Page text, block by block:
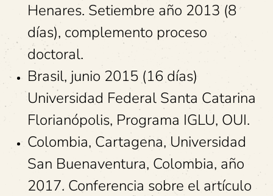
Henares. Setiembre año 2013 (8
días), complemento proceso
doctoral.
Brasil, junio 2015 (16 días)
Universidad Federal Santa Catarina
Florianópolis, Programa IGLU, OUI.
Colombia, Cartagena, Universidad
San Buenaventura, Colombia, año
2017. Conferencia sobre el artículo